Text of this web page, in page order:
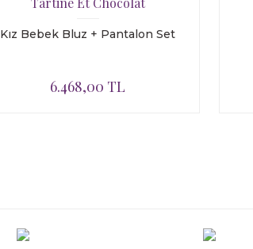
Kız Bebek Bluz + Pantalon Set
6.468,00 TL